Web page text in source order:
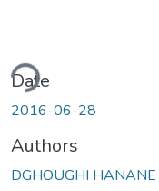
Date
2016-06-28
Authors
DGHOUGHI HANANE